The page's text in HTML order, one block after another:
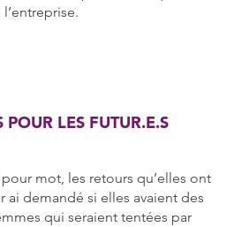
POUR LES FUTUR.E.S
mot, les retours qu’elles ont
ai demandé si elles avaient des
qui seraient tentées par